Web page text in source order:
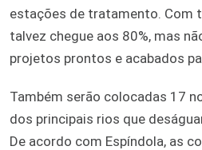
estações de tratamento. Com
talvez chegue aos 80%, mas
projetos prontos e acabados
Também serão colocadas 17
dos principais rios que
De acordo com Espíndola, as